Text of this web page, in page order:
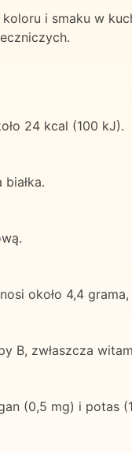
i smaku w
24 kcal (100 kJ).
około 4,4
B, zwłaszcza
(0,5 mg) i potas